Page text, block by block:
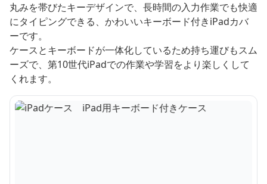
丸みを帯びたキーデザインで、長時間の入力作業でも快適
にタイピングできる、かわいいキーボード付きiPadカバ
ーです。
ケースとキーボードが一体化しているため持ち運びもスム
ーズで、第10世代iPadでの作業や学習をより楽しくして
くれます。